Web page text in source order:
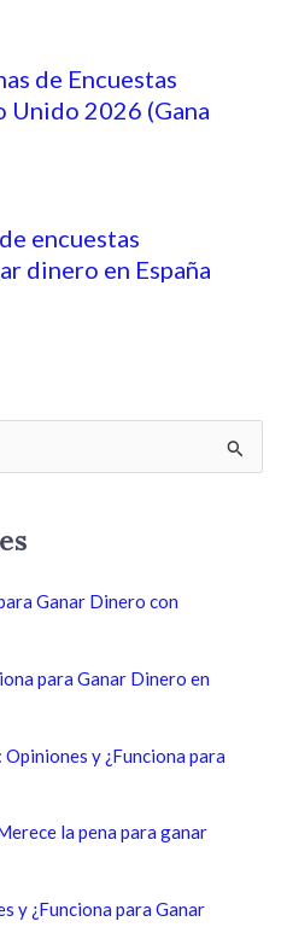
de Encuestas
Unido 2026 (Gana
encuestas
dinero en España
Ganar Dinero con
para Ganar Dinero en
y ¿Funciona para
la pena para ganar
y ¿Funciona para Ganar